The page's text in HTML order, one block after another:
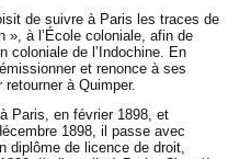
de suivre à Paris les traces de
», à l’École coloniale, afin de
coloniale de l’Indochine. En
et renonce à ses
à Quimper.
Paris, en février 1898, et
1898, il passe avec
diplôme de licence de droit,